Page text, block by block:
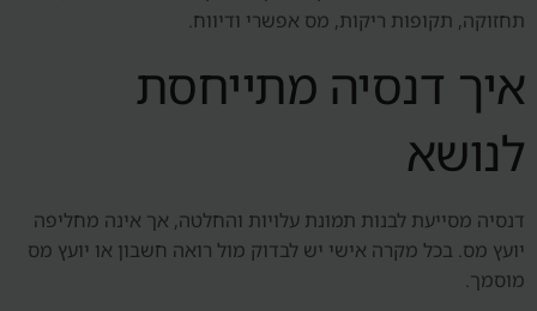
תחזוקה, תקופות ריקות, מס אפשרי ודיווח.
איך דנסיה מתייחסת
לנושא
דנסיה מסייעת לבנות תמונת עלויות והחלטה, אך אינה מחליפה
יועץ מס. בכל מקרה אישי יש לבדוק מול רואה חשבון או יועץ מס
מוסמך.